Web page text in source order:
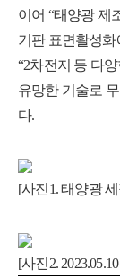
이어 “태양광 제
기판 표면활성
“2차전지 등 다
유망한 기술로
다.
[사진1. 태양광
[사진2.